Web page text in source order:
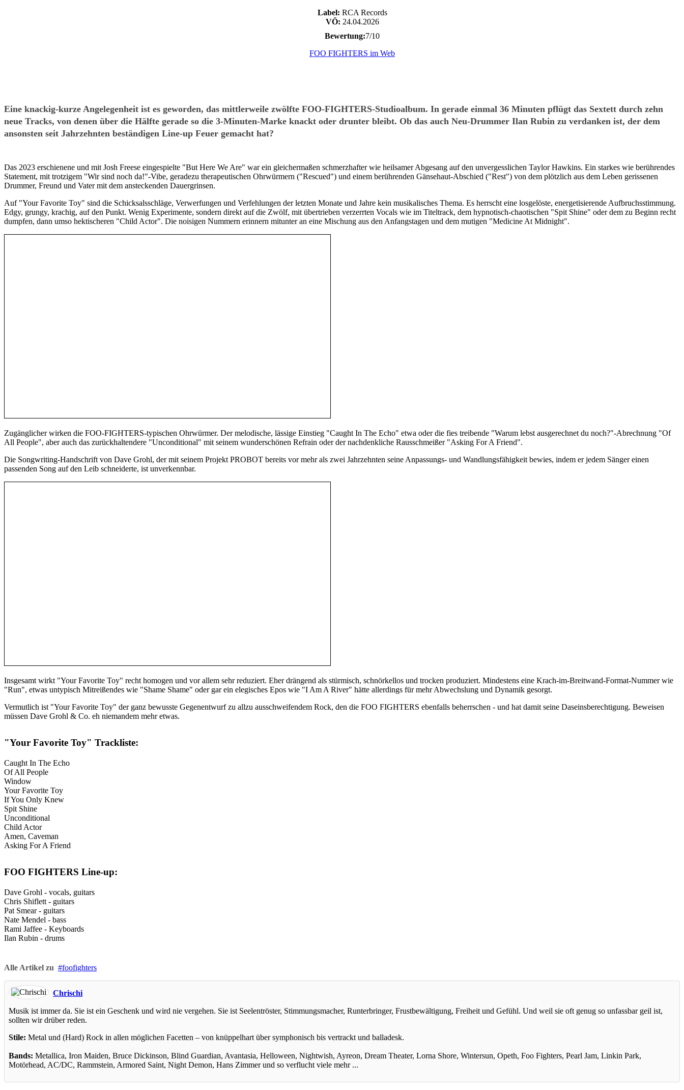
Label: RCA Records
VÖ: 24.04.2026
Bewertung:7/10
FOO FIGHTERS im Web
Eine knackig-kurze Angelegenheit ist es geworden, das mittlerweile zwölfte FOO-FIGHTERS-Studioalbum. In gerade einmal 36 Minuten pflügt das Sextett durch zehn
neue Tracks, von denen über die Hälfte gerade so die 3-Minuten-Marke knackt oder drunter bleibt. Ob das auch Neu-Drummer Ilan Rubin zu verdanken ist, der dem
ansonsten seit Jahrzehnten beständigen Line-up Feuer gemacht hat?
Das 2023 erschienene und mit Josh Freese eingespielte "But Here We Are" war ein gleichermaßen schmerzhafter wie heilsamer Abgesang auf den unvergesslichen Taylor Hawkins. Ein starkes wie berührendes
Statement, mit trotzigem "Wir sind noch da!"-Vibe, geradezu therapeutischen Ohrwürmern ("Rescued") und einem berührenden Gänsehaut-Abschied ("Rest") von dem plötzlich aus dem Leben gerissenen
Drummer, Freund und Vater mit dem ansteckenden Dauergrinsen.
Auf "Your Favorite Toy" sind die Schicksalsschläge, Verwerfungen und Verfehlungen der letzten Monate und Jahre kein musikalisches Thema. Es herrscht eine losgelöste, energetisierende Aufbruchsstimmung.
Edgy, grungy, krachig, auf den Punkt. Wenig Experimente, sondern direkt auf die Zwölf, mit übertrieben verzerrten Vocals wie im Titeltrack, dem hypnotisch-chaotischen "Spit Shine" oder dem zu Beginn recht
dumpfen, dann umso hektischeren "Child Actor". Die noisigen Nummern erinnern mitunter an eine Mischung aus den Anfangstagen und dem mutigen "Medicine At Midnight".
Zugänglicher wirken die FOO-FIGHTERS-typischen Ohrwürmer. Der melodische, lässige Einstieg "Caught In The Echo" etwa oder die fies treibende "Warum lebst ausgerechnet du noch?"-Abrechnung "Of
All People", aber auch das zurückhaltendere "Unconditional" mit seinem wunderschönen Refrain oder der nachdenkliche Rausschmeißer "Asking For A Friend".
Die Songwriting-Handschrift von Dave Grohl, der mit seinem Projekt PROBOT bereits vor mehr als zwei Jahrzehnten seine Anpassungs- und Wandlungsfähigkeit bewies, indem er jedem Sänger einen
passenden Song auf den Leib schneiderte, ist unverkennbar.
Insgesamt wirkt "Your Favorite Toy" recht homogen und vor allem sehr reduziert. Eher drängend als stürmisch, schnörkellos und trocken produziert. Mindestens eine Krach-im-Breitwand-Format-Nummer wie
"Run", etwas untypisch Mitreißendes wie "Shame Shame" oder garein elegisches Epos wie "I Am A River" hätte allerdings für mehr Abwechslung und Dynamik gesorgt.
Vermutlich ist "Your Favorite Toy" der ganz bewusste Gegenentwurf zu allzu ausschweifendem Rock, den die FOO FIGHTERS ebenfalls beherrschen - und hat damit seine Daseinsberechtigung. Beweisen
müssen Dave Grohl & Co. eh niemandem mehr etwas.
"Your Favorite Toy" Trackliste:
Caught In The Echo
Of All People
Window
Your Favorite Toy
If You Only Knew
Spit Shine
Unconditional
Child Actor
Amen, Caveman
Asking For A Friend
FOO FIGHTERS Line-up:
Dave Grohl - vocals, guitars
Chris Shiflett - guitars
Pat Smear - guitars
Nate Mendel - bass
Rami Jaffee - Keyboards
Ilan Rubin - drums
Alle Artikel zu foofighters
Chrischi
Musik ist immer da. Sie ist ein Geschenk und wird nie vergehen. Sie ist Seelentröster, Stimmungsmacher, Runterbringer, Frustbewältigung, Freiheit und Gefühl. Und weil sie oft genug so unfassbar geil ist,
sollten wir drüber reden.
Stile: Metal und (Hard) Rock in allen möglichen Facetten – von knüppelhart über symphonisch bis vertrackt und balladesk.
Bands: Metallica, Iron Maiden, Bruce Dickinson, Blind Guardian, Avantasia, Helloween, Nightwish, Ayreon, Dream Theater, Lorna Shore, Wintersun, Opeth, Foo Fighters, Pearl Jam, Linkin Park,
Motörhead, AC/DC, Rammstein, Armored Saint, Night Demon, Hans Zimmer und so verflucht viele mehr ...